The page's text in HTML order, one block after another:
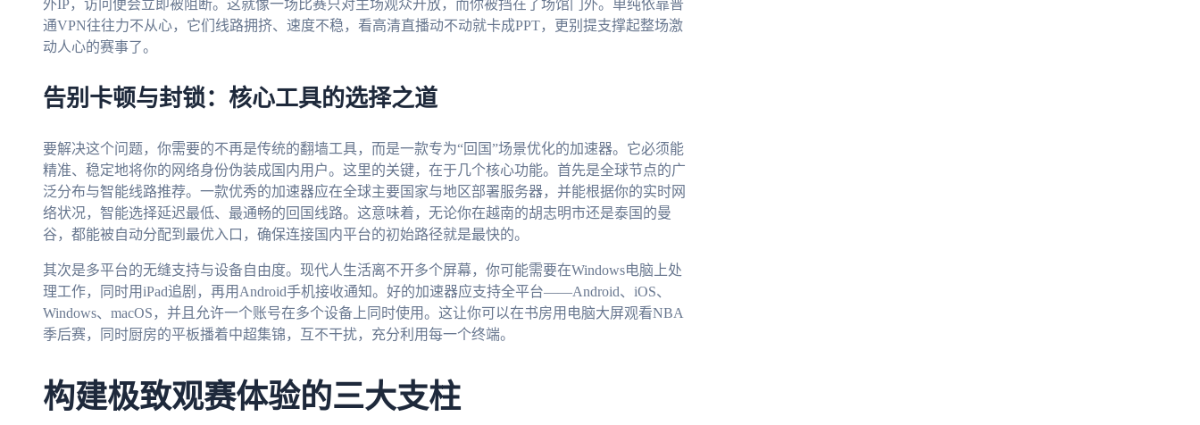
外IP，访问便会立即被阻断。这就像一场比赛只对主场观众开放，而你被挡在了场馆门外。单纯依靠普
通VPN往往力不从心，它们线路拥挤、速度不稳，看高清直播动不动就卡成PPT，更别提支撑起整场激
动人心的赛事了。
告别卡顿与封锁：核心工具的选择之道
要解决这个问题，你需要的不再是传统的翻墙工具，而是一款专为“回国”场景优化的加速器。它必须能
精准、稳定地将你的网络身份伪装成国内用户。这里的关键，在于几个核心功能。首先是全球节点的广
泛分布与智能线路推荐。一款优秀的加速器应在全球主要国家与地区部署服务器，并能根据你的实时网
络状况，智能选择延迟最低、最通畅的回国线路。这意味着，无论你在越南的胡志明市还是泰国的曼
谷，都能被自动分配到最优入口，确保连接国内平台的初始路径就是最快的。
其次是多平台的无缝支持与设备自由度。现代人生活离不开多个屏幕，你可能需要在Windows电脑上处
理工作，同时用iPad追剧，再用Android手机接收通知。好的加速器应支持全平台——Android、iOS、
Windows、macOS，并且允许一个账号在多个设备上同时使用。这让你可以在书房用电脑大屏观看NBA
季后赛，同时厨房的平板播着中超集锦，互不干扰，充分利用每一个终端。
构建极致观赛体验的三大支柱